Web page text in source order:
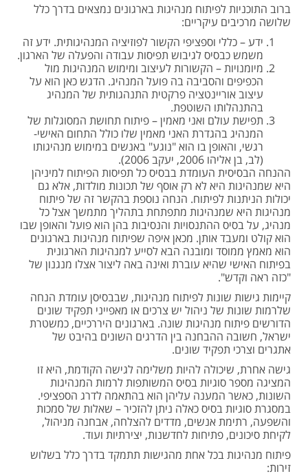
ברוב התוכניות לפיתוח מנהיגות בארגונים נמצאים בדרך כלל
שלושה מרכיבים עיקריים:
ידע – כללי וספציפי הקשור לפוזיציה המנהיגותית. ידע זה
משמש כבסיס לגיבוש תפיסות עבודה והפעלה של הארגון.
מיומנויות – הקשורות לעיצוב ומימוש המנהיגות מול
הכפיפים והסביבה בה פועל המנהיג. הדגש כאן הוא על
עיצוב אוריינטציה פרקטית התנהגותית של המנהיג
בהתנהלותו השוטפת.
תפישת עולם ואני מאמין – פיתוח תחושת המסוגלות של
המנהיג בהגדרת האני מאמין שלו כולל התחום האישי-
רגשי, והאופן בו הוא "נוגע" באנשים במימוש מנהיגותו
(לב, בן אליהו 2006, יעקב 2006).
ההנחה הבסיסית העומדת בבסיס כל תפיסות הפיתוח למיניהן
היא שמנהיגות היא לא רק אוסף של תכונות מולדות, אלא גם
יכולות הניתנות לפיתוח. הנחה נוספת בהקשר זה של פיתוח
מנהיגות היא שמנהיגות מתפתחת בתהליך מתמשך אצל כל
מנהיג, על בסיס ההתנסויות והנסיבות בהן הוא פועל והאופן שבו
הוא קולט ומעבד אותן. מכאן איפה שפיתוח מנהיגות בארגונים
הוא מאמץ ממוסד ומובנה הבא לסייע למנהיגות הארגונית
בפיתוח האישי שהיא עוברת ואינה באה ליצור אצלו מנגנון של
"כזה ראה וקדש".
קיימות גישות שונות לפיתוח מנהיגות, שבבסיסן עומדת הנחה
שלרמות שונות של ניהול יש צרכים או מאפייני תפקיד שונים
הדורשים פיתוח מנהיגות שונה. בארגונים היררכיים, כמשטרת
ישראל, חשובה ההבחנה בין הדרגים השונים בהיבט של
אתגרים וצרכי תפקיד שונים.
גישה אחרת, שיכולה להיות משלימה לגישה הקודמת, היא זו
המציגה מספר סוגיות בסיס המשותפות לרמות המנהיגות
השונות, כאשר המענה עליהן הוא בהתאמה לדרג הספציפי.
במסגרת סוגיות בסיס כאלה ניתן להזכיר – שאלות של סמכות
והשפעה, רתימת אנשים, מדדים להצלחה, אבחנה מניהול,
לקיחת סיכונים, פתיחות לחדשנות, יצירתיות ועוד.
פיתוח מנהיגות בכל אחת מהגישות תתמקד בדרך כלל בשלוש
זירות: